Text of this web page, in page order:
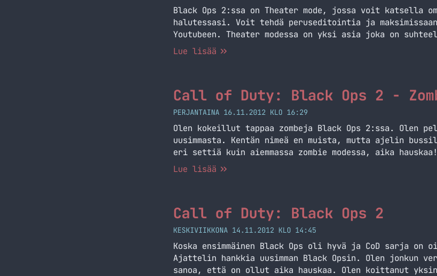
Black Ops 2:ssa on Theater mode, jossa voit katsella
halutessasi. Voit tehdä peruseditointia ja
Youtubeen. Theater modessa on yksi asia joka on
Highlight Reel jolla voit tehdä pätkiä omasta pelistä
Lue lisää
Call of Duty: Black Ops 2 -
PERJANTAINA 16.11.2012 KLO 16:29
Olen kokeillut tappaa zombeja Black Ops 2:ssa. Olen
uusimmasta. Kentän nimeä en muista, mutta ajelin
eri settiä kuin aiemmassa zombie modessa, aika
joten moninpelistä ei ole kokemusta sillä saralla.
Lue lisää
Call of Duty: Black Ops 2
KESKIVIIKKONA 14.11.2012 KLO 14:45
Koska ensimmäinen Black Ops oli hyvä ja CoD sarja
Ajattelin hankkia uusimman Black Opsin. Olen jonkun
sanoa, että on ollut aika hauskaa. Olen koittanut